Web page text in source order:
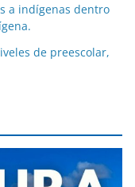
a indígenas dentro
de preescolar,